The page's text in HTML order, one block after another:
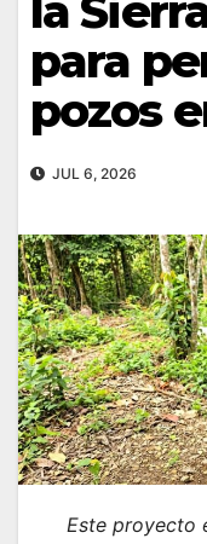
la
para
pozos
JUL 6, 2026
Este proyecto